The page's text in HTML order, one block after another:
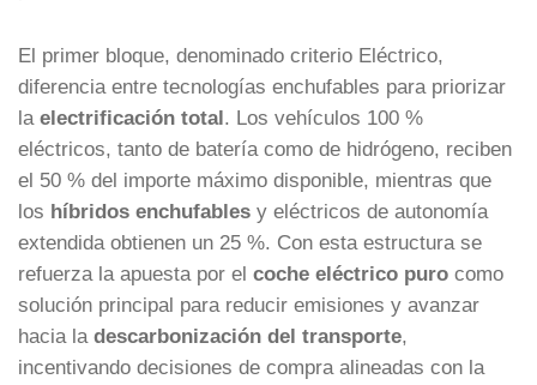
El primer bloque, denominado criterio Eléctrico,
diferencia entre tecnologías enchufables para priorizar
la electrificación total. Los vehículos 100 %
eléctricos, tanto de batería como de hidrógeno, reciben
el 50 % del importe máximo disponible, mientras que
los híbridos enchufables y eléctricos de autonomía
extendida obtienen un 25 %. Con esta estructura se
refuerza la apuesta por el coche eléctrico puro como
solución principal para reducir emisiones y avanzar
hacia la descarbonización del transporte,
incentivando decisiones de compra alineadas con la